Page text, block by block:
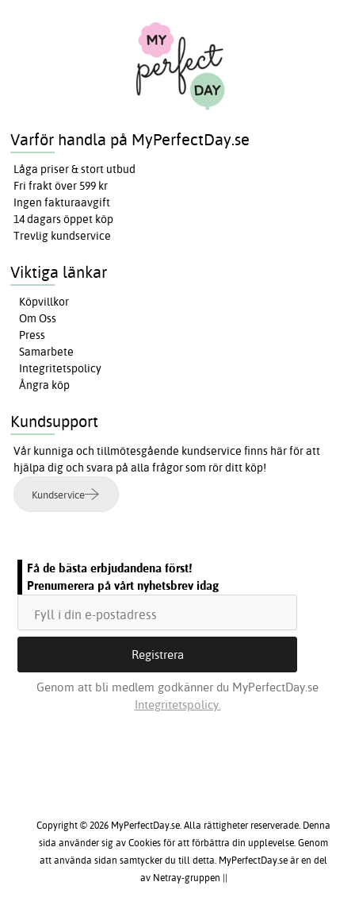
Varför handla på MyPerfectDay.se
Låga priser & stort utbud
Fri frakt över 599 kr
Ingen fakturaavgift
14 dagars öppet köp
Trevlig kundservice
Viktiga länkar
Köpvillkor
Om Oss
Press
Samarbete
Integritetspolicy
Ångra köp
Kundsupport
Vår kunniga och tillmötesgående kundservice finns här för att
hjälpa dig och svara på alla frågor som rör ditt köp!
Kundservice
Få de bästa erbjudandena först!
Prenumerera på vårt nyhetsbrev idag
Genom att bli medlem godkänner du MyPerfectDay.se
Integritetspolicy.
Copyright © 2026 MyPerfectDay.se. Alla rättigheter reserverade. Denna
sida använder sig av Cookies för att förbättra din upplevelse. Genom
att använda sidan samtycker du till detta. MyPerfectDay.se är en del
av Netray-gruppen ||